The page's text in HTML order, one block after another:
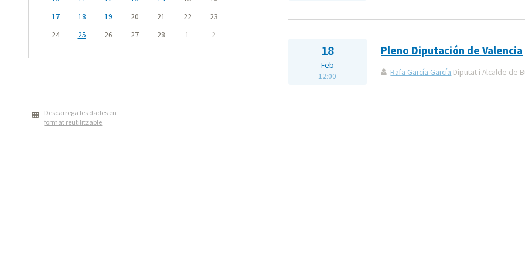
17
18 19 20 21 22
23
24
25 26 27 28 1 2
Descarrega les dades en
format reutilitzable
18
Feb
12:00
Pleno Diputación de Valencia
Rafa García García Diputat i Alcalde de